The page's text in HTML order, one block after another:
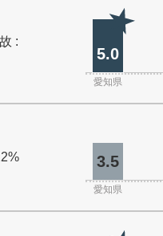
:
5.0
愛知県
3.5
愛知県